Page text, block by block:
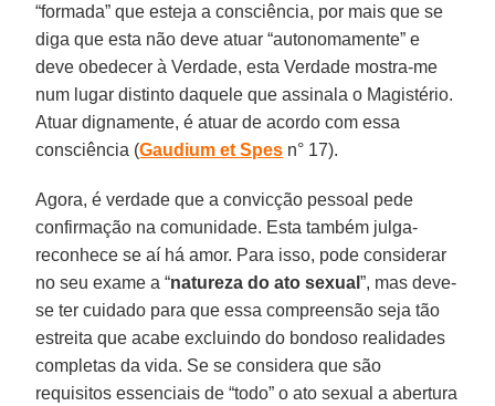
“formada” que esteja a consciência, por mais que se
diga que esta não deve atuar “autonomamente” e
deve obedecer à Verdade, esta Verdade mostra-me
num lugar distinto daquele que assinala o Magistério.
Atuar dignamente, é atuar de acordo com essa
consciência (Gaudium et Spes n° 17).
Agora, é verdade que a convicção pessoal pede
confirmação na comunidade. Esta também julga-
reconhece se aí há amor. Para isso, pode considerar
no seu exame a “natureza do ato sexual”, mas deve-
se ter cuidado para que essa compreensão seja tão
estreita que acabe excluindo do bondoso realidades
completas da vida. Se se considera que são
requisitos essenciais de “todo” o ato sexual a abertura